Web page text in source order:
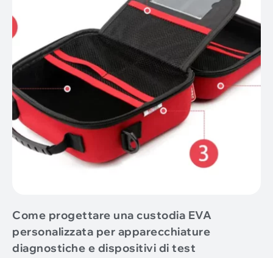
Come progettare una custodia EVA
personalizzata per apparecchiature
diagnostiche e dispositivi di test